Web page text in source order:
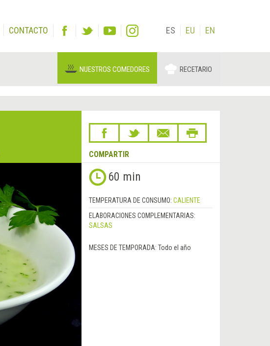
CONTACTO ES EU EN
NUESTROS COMEDORES RECETARIO
COMPARTIR
60 min
TEMPERATURA DE CONSUMO: CALIENTE
ELABORACIONES COMPLEMENTARIAS:
SALSAS
MESES DE TEMPORADA: Todo el año